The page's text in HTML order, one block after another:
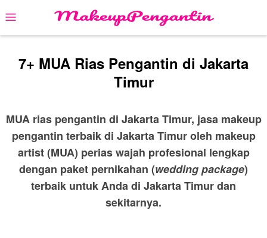
to
content
Mobile
Menu
7+ MUA Rias Pengantin di Jakarta
Timur
MUA rias pengantin di Jakarta Timur, jasa makeup
pengantin terbaik di Jakarta Timur oleh makeup
artist (MUA) perias wajah profesional lengkap
dengan paket pernikahan (wedding package)
terbaik untuk Anda di Jakarta Timur dan
sekitarnya.